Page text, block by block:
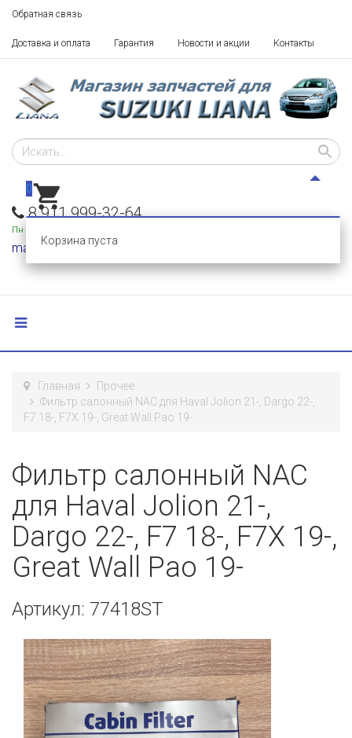
Обратная связь
Доставка и оплата Гарантия Новости и акции Контакты
8 911 999-32-64
Пн - Пт: 10 - 18,
mail@razborka-liana.ru
0
Корзина пуста
Главная
Прочее
Фильтр салонный NAC для Haval Jolion 21-, Dargo 22-,
F7 18-, F7X 19-, Great Wall Pao 19-
Фильтр салонный NAC
для Haval Jolion 21-,
Dargo 22-, F7 18-, F7X 19-,
Great Wall Pao 19-
Артикул: 77418ST